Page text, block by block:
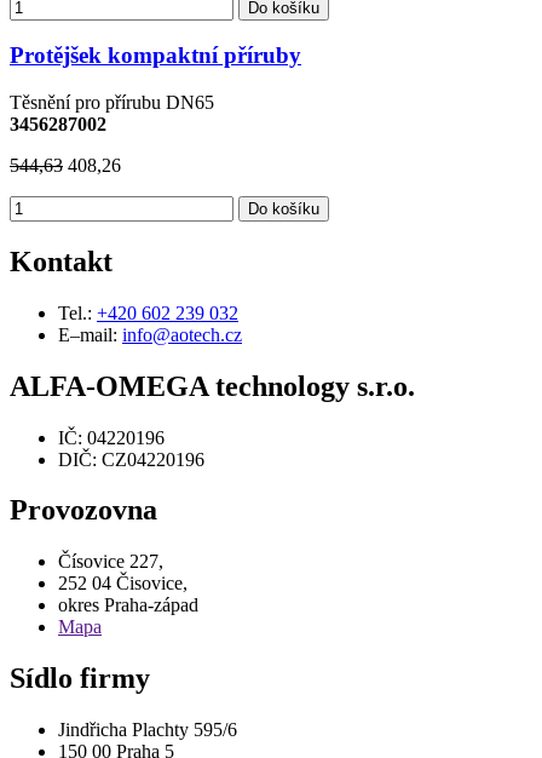
Do košíku
Protějšek kompaktní příruby
Těsnění pro přírubu DN65
3456287002
544,63 408,26
Do košíku
Kontakt
Tel.: +420 602 239 032
E–mail: info@aotech.cz
ALFA-OMEGA technology s.r.o.
IČ: 04220196
DIČ: CZ04220196
Provozovna
Čísovice 227,
252 04 Čisovice,
okres Praha-západ
Mapa
Sídlo firmy
Jindřicha Plachty 595/6
150 00 Praha 5